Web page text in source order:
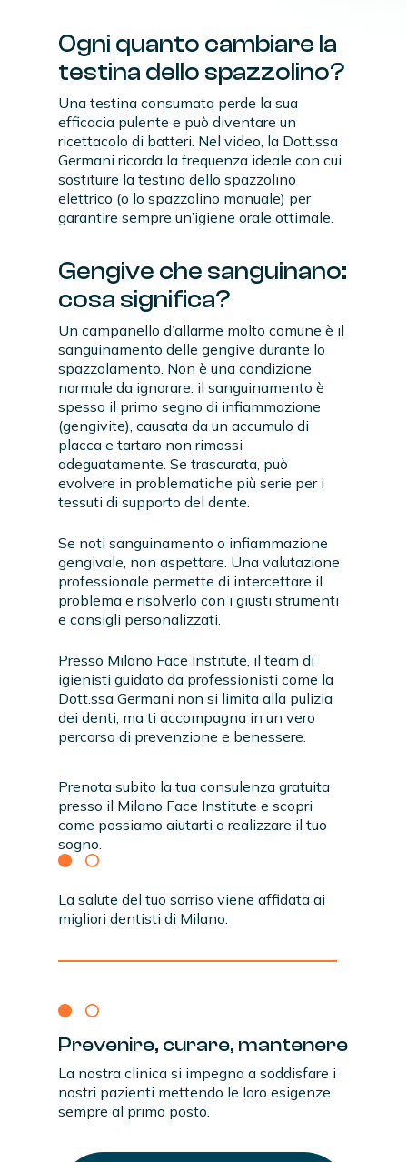
Ogni quanto cambiare la
testina dello spazzolino?
Una testina consumata perde la sua
efficacia pulente e può diventare un
ricettacolo di batteri. Nel video, la Dott.ssa
Germani ricorda la frequenza ideale con cui
sostituire la testina dello spazzolino
elettrico (o lo spazzolino manuale) per
garantire sempre un’igiene orale ottimale.
Gengive che sanguinano:
cosa significa?
Un campanello d’allarme molto comune è il
sanguinamento delle gengive durante lo
spazzolamento. Non è una condizione
normale da ignorare: il sanguinamento è
spesso il primo segno di infiammazione
(gengivite), causata da un accumulo di
placca e tartaro non rimossi
adeguatamente. Se trascurata, può
evolvere in problematiche più serie per i
tessuti di supporto del dente.
Se noti sanguinamento o infiammazione
gengivale, non aspettare. Una valutazione
professionale permette di intercettare il
problema e risolverlo con i giusti strumenti
e consigli personalizzati.
Presso Milano Face Institute, il team di
igienisti guidato da professionisti come la
Dott.ssa Germani non si limita alla pulizia
dei denti, ma ti accompagna in un vero
percorso di prevenzione e benessere.
Prenota subito la tua consulenza gratuita
presso il Milano Face Institute e scopri
come possiamo aiutarti a realizzare il tuo
sogno.
La salute del tuo sorriso viene affidata ai
migliori dentisti di Milano.
Prevenire, curare, mantenere
La nostra clinica si impegna a soddisfare i
nostri pazienti mettendo le loro esigenze
sempre al primo posto.